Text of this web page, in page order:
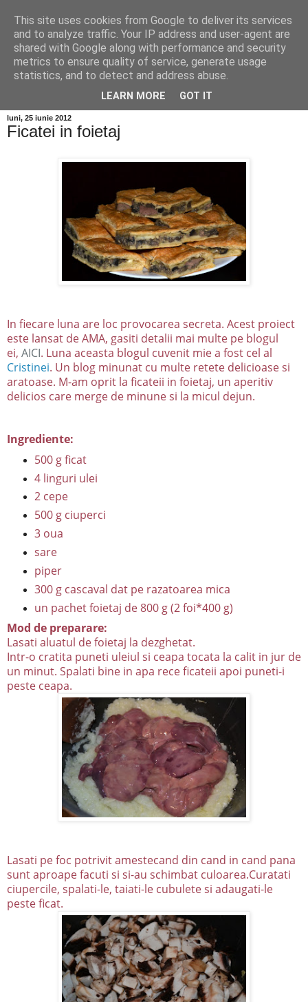
luni, 25 iunie 2012
Ficatei in foietaj
In fiecare luna are loc provocarea secreta. Acest proiect
este lansat de AMA, gasiti detalii mai multe pe blogul
ei, AICI. Luna aceasta blogul cuvenit mie a fost cel al
Cristinei. Un blog minunat cu multe retete delicioase si
aratoase. M-am oprit la ficateii in foietaj, un aperitiv
delicios care merge de minune si la micul dejun.
Ingrediente:
500 g ficat
4 linguri ulei
2 cepe
500 g ciuperci
3 oua
sare
piper
300 g cascaval dat pe razatoarea mica
un pachet foietaj de 800 g (2 foi*400 g)
Mod de preparare:
Lasati aluatul de foietaj la dezghetat.
Intr-o cratita puneti uleiul si ceapa tocata la calit in jur de
un minut. Spalati bine in apa rece ficateii apoi puneti-i
peste ceapa.
Lasati pe foc potrivit amestecand din cand in cand pana
sunt aproape facuti si si-au schimbat culoarea.Curatati
ciupercile, spalati-le, taiati-le cubulete si adaugati-le
peste ficat.
This site uses cookies from Google to deliver its services
and to analyze traffic. Your IP address and user-agent are
shared with Google along with performance and security
metrics to ensure quality of service, generate usage
statistics, and to detect and address abuse.
LEARN MORE GOT IT